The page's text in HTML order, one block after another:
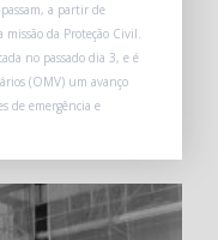
a partir de
da Proteção Civil.
no passado dia 3, e é
(OMV) um avanço
de emergência e